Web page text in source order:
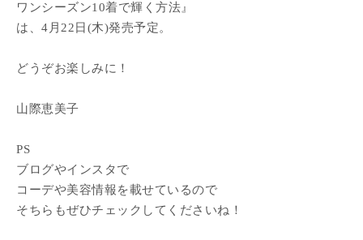
ワンシーズン10着で輝く方法』
は、4月22日(木)発売予定。
どうぞお楽しみに！
山際恵美子
PS
ブログやインスタで
コーデや美容情報を載せているので
そちらもぜひチェックしてくださいね！